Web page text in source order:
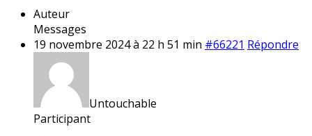
Auteur
Messages
19 novembre 2024 à 22 h 51 min #66221 Répondre
Untouchable
Participant